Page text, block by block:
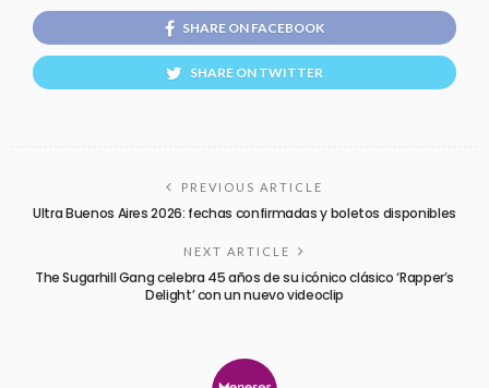
SHARE ON FACEBOOK
SHARE ON TWITTER
PREVIOUS ARTICLE
Ultra Buenos Aires 2026: fechas confirmadas y boletos disponibles
NEXT ARTICLE
The Sugarhill Gang celebra 45 años de su icónico clásico ‘Rapper’s
Delight’ con un nuevo videoclip